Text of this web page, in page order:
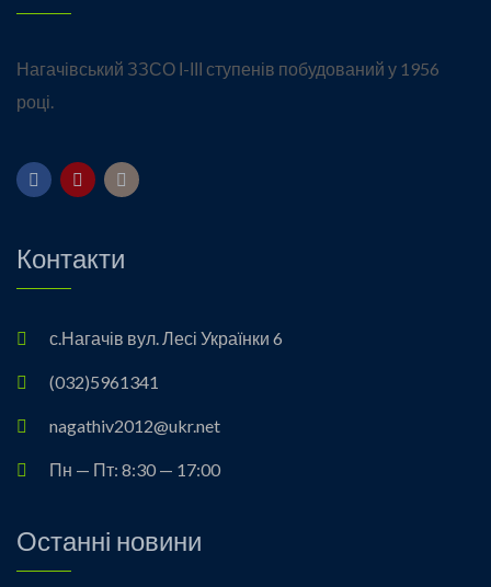
Нагачівський ЗЗСО І-ІІІ ступенів побудований у 1956
році.
Контакти
с.Нагачів вул. Лесі Українки 6
(032)5961341
nagathiv2012@ukr.net
Пн — Пт: 8:30 — 17:00
Останні новини